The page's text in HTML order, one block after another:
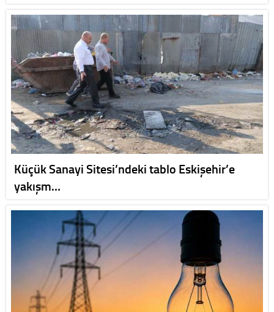
Küçük Sanayi Sitesi’ndeki tablo Eskişehir’e
yakışm…